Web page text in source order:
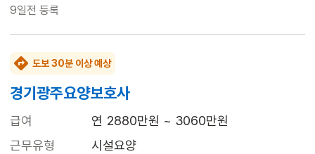
9일전 등록
도보 30분 이상 예상
경기광주요양보호사
급여
연 2880만원 ~ 3060만원
근무유형
시설요양